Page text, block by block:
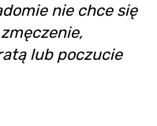
nie chce się
lub poczucie